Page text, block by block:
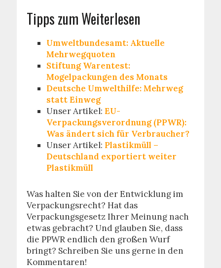
Tipps zum Weiterlesen
Umweltbundesamt: Aktuelle
Mehrwegquoten
Stiftung Warentest:
Mogelpackungen des Monats
Deutsche Umwelthilfe: Mehrweg
statt Einweg
Unser Artikel: EU-
Verpackungsverordnung (PPWR):
Was ändert sich für Verbraucher?
Unser Artikel: Plastikmüll –
Deutschland exportiert weiter
Plastikmüll
Was halten Sie von der Entwicklung im
Verpackungsrecht? Hat das
Verpackungsgesetz Ihrer Meinung nach
etwas gebracht? Und glauben Sie, dass
die PPWR endlich den großen Wurf
bringt? Schreiben Sie uns gerne in den
Kommentaren!